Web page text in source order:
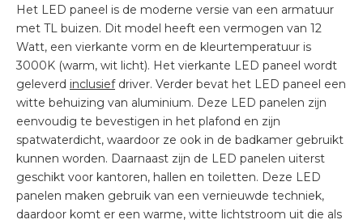
Het LED paneel is de moderne versie van een armatuur
met TL buizen. Dit model heeft een vermogen van 12
Watt, een vierkante vorm en de kleurtemperatuur is
3000K (warm, wit licht). Het vierkante LED paneel wordt
geleverd inclusiefdriver. Verder bevat het LED paneel een
witte behuizing van aluminium. Deze LED panelen zijn
eenvoudig te bevestigen in het plafond en zijn
spatwaterdicht, waardoor ze ook in de badkamer gebruikt
kunnen worden. Daarnaast zijn de LED panelen uiterst
geschikt voor kantoren, hallen en toiletten. Deze LED
panelen maken gebruik van een vernieuwde techniek,
daardoor komt er een warme, witte lichtstroom uit die als